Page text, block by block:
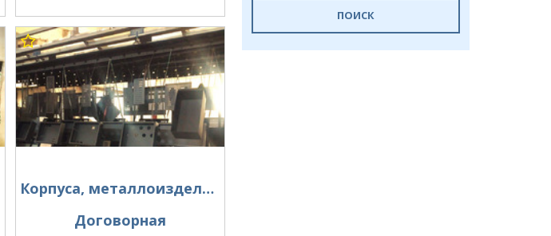
Корпуса, металлоизделия.
Договорная
ПОИСК